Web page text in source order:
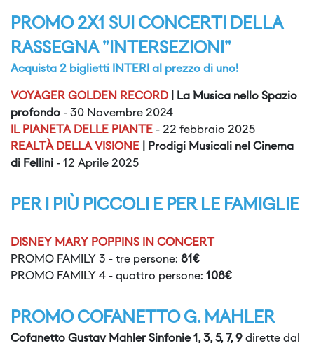
PROMO 2X1 SUI CONCERTI DELLA
RASSEGNA "INTERSEZIONI"
Acquista 2 biglietti INTERI al prezzo di uno!
VOYAGER GOLDEN RECORD| La Musica nello Spazio
profondo - 30 Novembre 2024
IL PIANETA DELLE PIANTE - 22 febbraio 2025
REALTÀ DELLA VISIONE | Prodigi Musicali nel Cinema
di Fellini - 12 Aprile 2025
PER I PIÙ PICCOLI E PER LE FAMIGLIE
DISNEY MARY POPPINS IN CONCERT
PROMO FAMILY 3 - tre persone: 81€
PROMO FAMILY 4 - quattro persone: 108€
PROMO COFANETTO G. MAHLER
Cofanetto Gustav Mahler Sinfonie 1, 3, 5, 7, 9 dirette dal